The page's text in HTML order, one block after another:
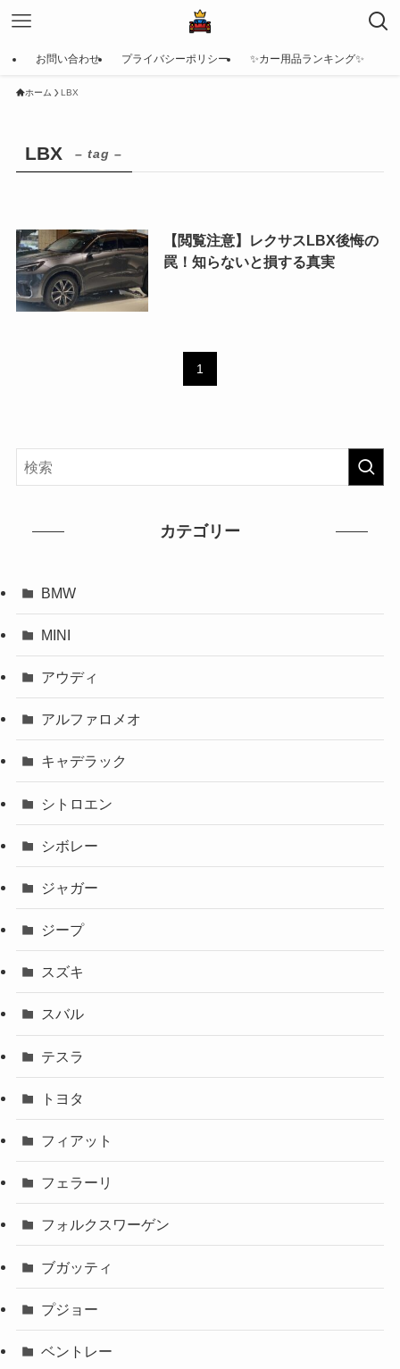
お問い合わせ プライバシーポリシー ✨カー用品ランキング✨
ホーム LBX
LBX – tag –
【閲覧注意】レクサスLBX後悔の
罠！知らないと損する真実
1
カテゴリー
BMW
MINI
アウディ
アルファロメオ
キャデラック
シトロエン
シボレー
ジャガー
ジープ
スズキ
スバル
テスラ
トヨタ
フィアット
フェラーリ
フォルクスワーゲン
ブガッティ
プジョー
ベントレー